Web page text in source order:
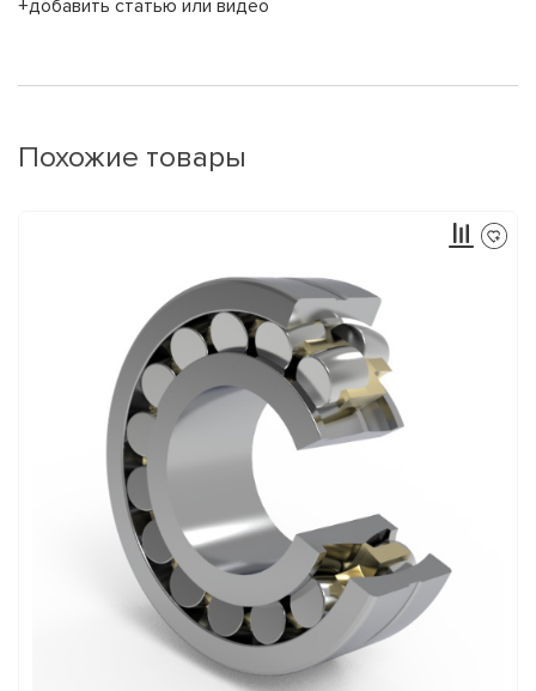
+добавить статью или видео
Похожие товары